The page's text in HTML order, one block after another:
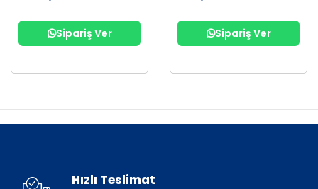
Sipariş Ver Sipariş Ver
Hızlı Teslimat